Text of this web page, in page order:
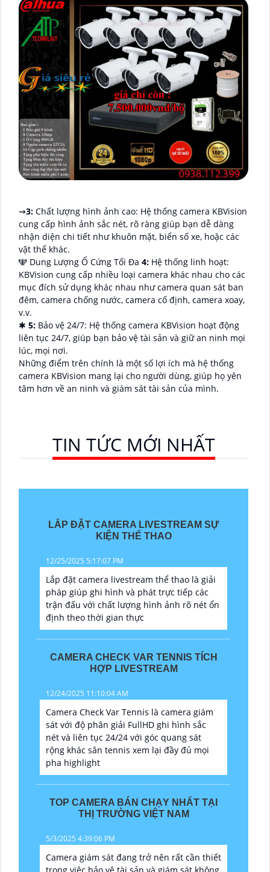
⇝3: Chất lượng hình ảnh cao: Hệ thống camera KBVision
cung cấp hình ảnh sắc nét, rõ ràng giúp bạn dễ dàng
nhận diện chi tiết như khuôn mặt, biển số xe, hoặc các
vật thể khác.
🕎 Dung Lượng Ổ Cứng Tối Đa 4: Hệ thống linh hoạt:
KBVision cung cấp nhiều loại camera khác nhau cho các
mục đích sử dụng khác nhau như camera quan sát ban
đêm, camera chống nước, camera cố định, camera xoay,
v.v.
✱ 5: Bảo vệ 24/7: Hệ thống camera KBVision hoạt động
liên tục 24/7, giúp bạn bảo vệ tài sản và giữ an ninh mọi
lúc, mọi nơi.
Những điểm trên chính là một số lợi ích mà hệ thống
camera KBVision mang lại cho người dùng, giúp họ yên
tâm hơn về an ninh và giám sát tài sản của mình.
TIN TỨC MỚI NHẤT
LẮP ĐẶT CAMERA LIVESTREAM SỰ
KIỆN THỂ THAO
12/25/2025 5:17:07 PM
Lắp đặt camera livestream thể thao là giải
pháp giúp ghi hình và phát trực tiếp các
trận đấu với chất lượng hình ảnh rõ nét ổn
định theo thời gian thực
CAMERA CHECK VAR TENNIS TÍCH
HỢP LIVESTREAM
12/24/2025 11:10:04 AM
Camera Check Var Tennis là camera giám
sát với độ phân giải FullHD ghi hình sắc
nét và liên tục 24/24 với góc quang sát
rộng khác sân tennis xem lại đầy đủ mọi
pha highlight
TOP CAMERA BÁN CHẠY NHẤT TẠI
THỊ TRƯỜNG VIỆT NAM
5/3/2025 4:39:06 PM
Camera giám sát đang trở nên rất cần thiết